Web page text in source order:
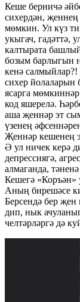
Кеше берничә
сихердән,
мөмкин. Ул күз
укыгач, гадәттә,
калтырата
бозым барлыгын
кенә салмыйлар?!
сихер йолаларын
ясарга
код яшерелә.
аша җеннәр эт
үзенең
Җеннәр кешенең
Ә ул ничек керә
депрессиягә,
алмаганда,
Кешегә «Коръән»
Аның бирешәсе
Берсендә бер
дип, нык
челтәрләргә дә